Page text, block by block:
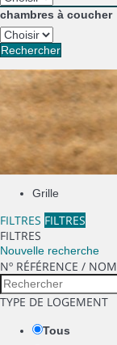
chambres à coucher
Rechercher
Grille
FILTRES FILTRES
FILTRES
Nouvelle recherche
Nº RÉFÉRENCE / NOM
TYPE DE LOGEMENT
Tous